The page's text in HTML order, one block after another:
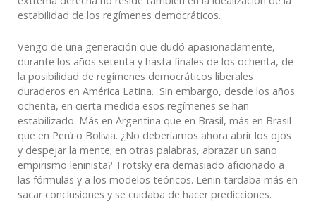
estabilidad de los regímenes democráticos.
Vengo de una generación que dudó apasionadamente,
durante los años setenta y hasta finales de los ochenta, de
la posibilidad de regímenes democráticos liberales
duraderos en América Latina. Sin embargo, desde los años
ochenta, en cierta medida esos regímenes se han
estabilizado. Más en Argentina que en Brasil, más en Brasil
que en Perú o Bolivia. ¿No deberíamos ahora abrir los ojos
y despejar la mente; en otras palabras, abrazar un sano
empirismo leninista? Trotsky era demasiado aficionado a
las fórmulas y a los modelos teóricos. Lenin tardaba más en
sacar conclusiones y se cuidaba de hacer predicciones.